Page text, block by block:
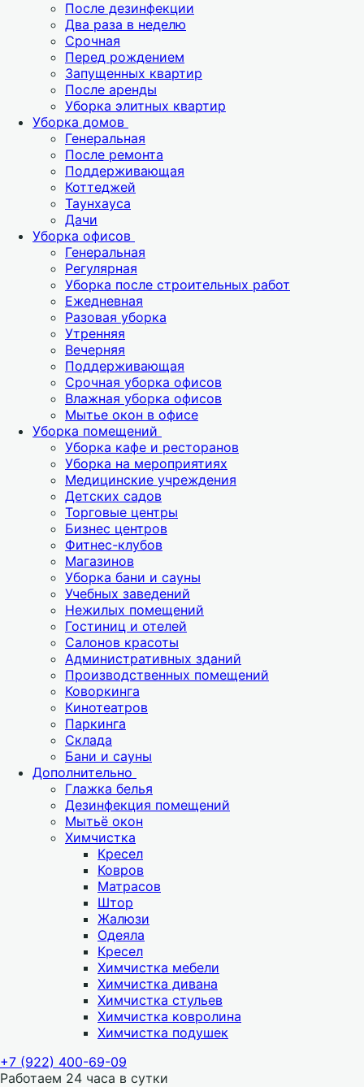
После дезинфекции
Два раза в неделю
Срочная
Перед рождением
Запущенных квартир
После аренды
Уборка элитных квартир
Уборка домов
Генеральная
После ремонта
Поддерживающая
Коттеджей
Таунхауса
Дачи
Уборка офисов
Генеральная
Регулярная
Уборка после строительных работ
Ежедневная
Разовая уборка
Утренняя
Вечерняя
Поддерживающая
Срочная уборка офисов
Влажная уборка офисов
Мытье окон в офисе
Уборка помещений
Уборка кафе и ресторанов
Уборка на мероприятиях
Медицинские учреждения
Детских садов
Торговые центры
Бизнес центров
Фитнес-клубов
Магазинов
Уборка бани и сауны
Учебных заведений
Нежилых помещений
Гостиниц и отелей
Салонов красоты
Административных зданий
Производственных помещений
Коворкинга
Кинотеатров
Паркинга
Склада
Бани и сауны
Дополнительно
Глажка белья
Дезинфекция помещений
Мытьё окон
Химчистка
Кресел
Ковров
Матрасов
Штор
Жалюзи
Одеяла
Кресел
Химчистка мебели
Химчистка дивана
Химчистка стульев
Химчистка ковролина
Химчистка подушек
+7 (922) 400-69-09
Работаем 24 часа в сутки